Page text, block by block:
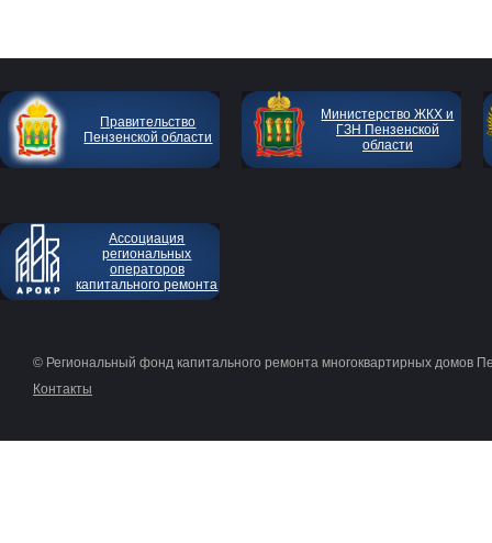
Правительство
Пензенской области
Министерство ЖКХ и
ГЗН Пензенской
области
Ассоциация
региональных
операторов
капитального ремонта
© Региональный фонд капитального ремонта многоквартирных домов
Контакты